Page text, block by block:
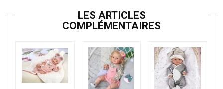
LES ARTICLES
COMPLÉMENTAIRES